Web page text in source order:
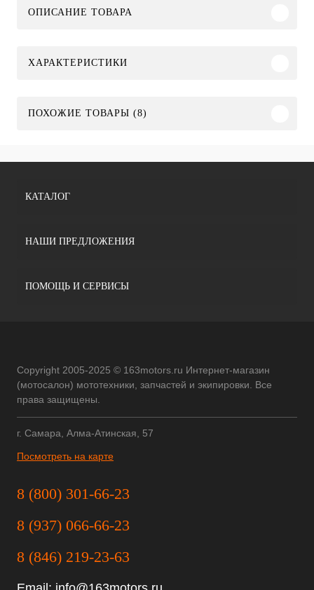
ОПИСАНИЕ ТОВАРА
ХАРАКТЕРИСТИКИ
ПОХОЖИЕ ТОВАРЫ (8)
КАТАЛОГ
НАШИ ПРЕДЛОЖЕНИЯ
ПОМОЩЬ И СЕРВИСЫ
Copyright 2005-2025 © 163motors.ru Интернет-магазин
(мотосалон) мототехники, запчастей и экипировки. Все
права защищены.
г. Самара, Алма-Атинская, 57
Посмотреть на карте
8 (800) 301-66-23
8 (937) 066-66-23
8 (846) 219-23-63